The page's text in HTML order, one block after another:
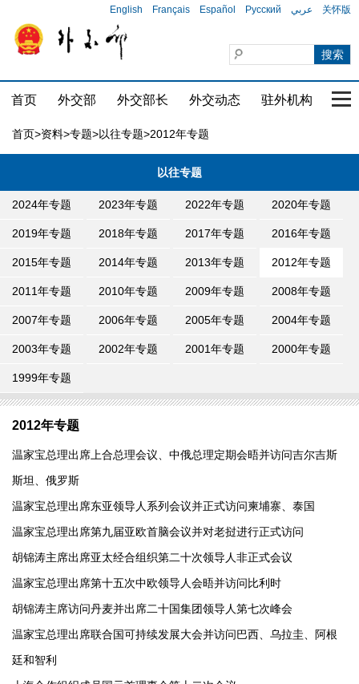
English Français Español Русский عربي 关怀版
首页 外交部 外交部长 外交动态 驻外机构 国
首页>资料>专题>以往专题>2012年专题
以往专题
2024年专题 2023年专题 2022年专题 2020年专题
2019年专题 2018年专题 2017年专题 2016年专题
2015年专题 2014年专题 2013年专题 2012年专题
2011年专题 2010年专题 2009年专题 2008年专题
2007年专题 2006年专题 2005年专题 2004年专题
2003年专题 2002年专题 2001年专题 2000年专题
1999年专题
2012年专题
温家宝总理出席上合总理会议、中俄总理定期会晤并访问吉尔吉斯
斯坦、俄罗斯
温家宝总理出席东亚领导人系列会议并正式访问柬埔寨、泰国
温家宝总理出席第九届亚欧首脑会议并对老挝进行正式访问
胡锦涛主席出席亚太经合组织第二十次领导人非正式会议
温家宝总理出席第十五次中欧领导人会晤并访问比利时
胡锦涛主席访问丹麦并出席二十国集团领导人第七次峰会
温家宝总理出席联合国可持续发展大会并访问巴西、乌拉圭、阿根
廷和智利